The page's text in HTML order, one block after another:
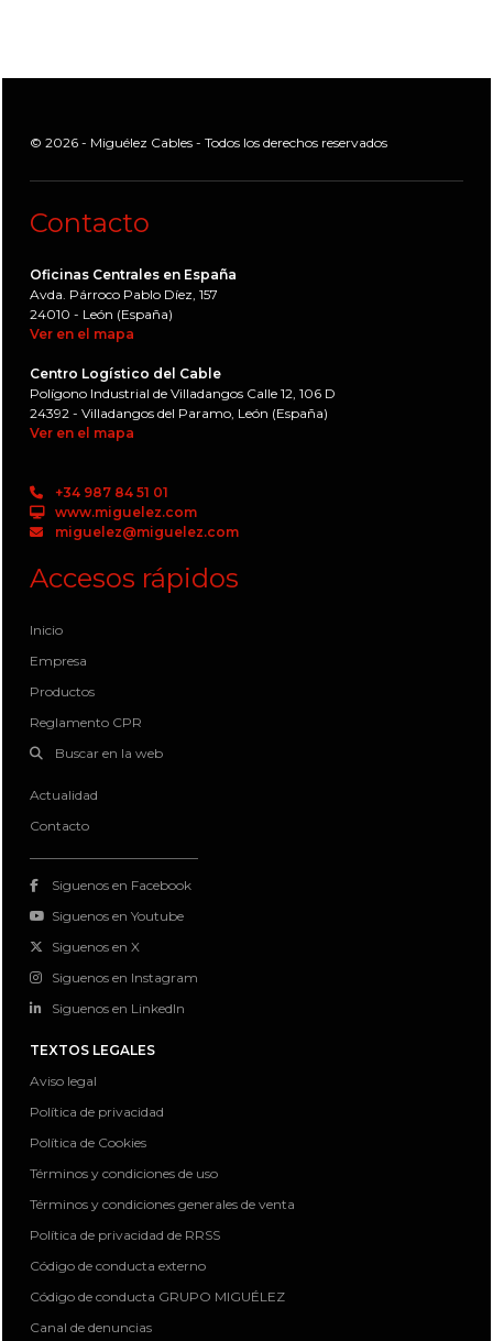
© 2026 - Miguélez Cables - Todos los derechos reservados
Contacto
Oficinas Centrales en España
Avda. Párroco Pablo Díez, 157
24010 - León (España)
Ver en el mapa
Centro Logístico del Cable
Polígono Industrial de Villadangos Calle 12, 106 D
24392 - Villadangos del Paramo, León (España)
Ver en el mapa
+34 987 84 51 01
www.miguelez.com
miguelez@miguelez.com
Accesos rápidos
Inicio
Empresa
Productos
Reglamento CPR
Buscar en la web
Actualidad
Contacto
Siguenos en Facebook
Siguenos en Youtube
Siguenos en X
Siguenos en Instagram
Siguenos en LinkedIn
TEXTOS LEGALES
Aviso legal
Política de privacidad
Política de Cookies
Términos y condiciones de uso
Términos y condiciones generales de venta
Política de privacidad de RRSS
Código de conducta externo
Código de conducta GRUPO MIGUÉLEZ
Canal de denuncias